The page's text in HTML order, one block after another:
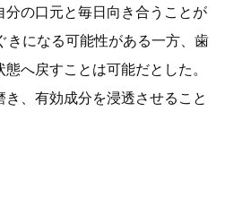
の口元と毎日向き合うことが
きになる可能性がある一方、歯
へ戻すことは可能だとした。
、有効成分を浸透させること